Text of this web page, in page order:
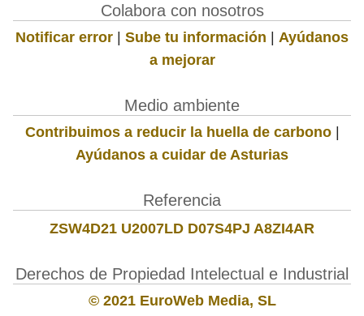
Colabora con nosotros
Notificar error | Sube tu información | Ayúdanos
a mejorar
Medio ambiente
Contribuimos a reducir la huella de carbono|
Ayúdanos a cuidar de Asturias
Referencia
ZSW4D21 U2007LD D07S4PJ A8ZI4AR
Derechos de Propiedad Intelectual e Industrial
© 2021 EuroWeb Media, SL